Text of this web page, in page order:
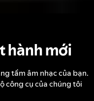
hành mới
tầm âm nhạc của bạn.
công cụ của chúng tôi